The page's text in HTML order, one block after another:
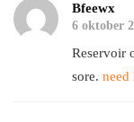
Bfeewx
6 oktober
Reservoir
sore. need